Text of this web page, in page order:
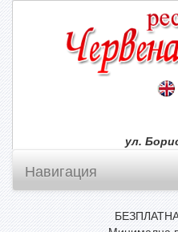
ул.
Навигация